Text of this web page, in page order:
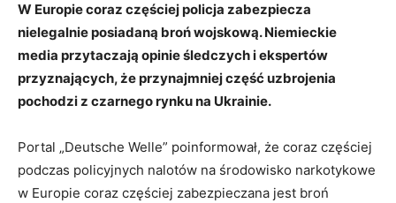
W Europie coraz częściej policja zabezpiecza
nielegalnie posiadaną broń wojskową. Niemieckie
media przytaczają opinie śledczych i ekspertów
przyznających, że przynajmniej część uzbrojenia
pochodzi z czarnego rynku na Ukrainie.
Portal „Deutsche Welle” poinformował, że coraz częściej
podczas policyjnych nalotów na środowisko narkotykowe
w Europie coraz częściej zabezpieczana jest broń